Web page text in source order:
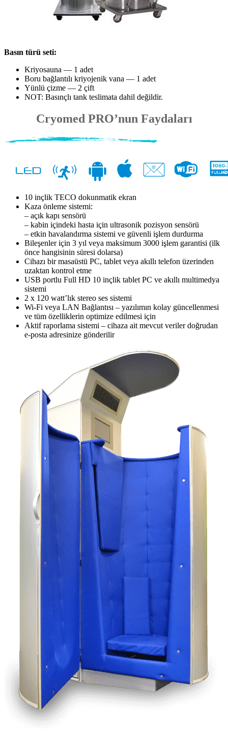
Basın türü seti:
Kriyosauna — 1 adet
Boru bağlantılı kriyojenik vana — 1 adet
Yünlü çizme — 2 çift
NOT: Basınçlı tank teslimata dahil değildir.
Cryomed PRO’nun Faydaları
10 inçlik TECO dokunmatik ekran
Kaza önleme sistemi:
– açık kapı sensörü
– kabin içindeki hasta için ultrasonik pozisyon sensörü
– etkin havalandırma sistemi ve güvenli işlem durdurma
Bileşenler için 3 yıl veya maksimum 3000 işlem garantisi (ilk
önce hangisinin süresi dolarsa)
Cihazı bir masaüstü PC, tablet veya akıllı telefon üzerinden
uzaktan kontrol etme
USB portlu Full HD 10 inçlik tablet PC ve akıllı multimedya
sistemi
2 x 120 watt’lık stereo ses sistemi
Wi-Fi veya LAN Bağlantısı – yazılımın kolay güncellenmesi
ve tüm özelliklerin optimize edilmesi için
Aktif raporlama sistemi – cihaza ait mevcut veriler doğrudan
e-posta adresinize gönderilir